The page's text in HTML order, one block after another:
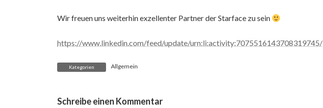
Wir freuen uns weiterhin exzellenter Partner der Starface zu sein
https://www.linkedin.com/feed/update/urn:li:activity:7075516143708319745/
Kategorien Allgemein
Schreibe einen Kommentar